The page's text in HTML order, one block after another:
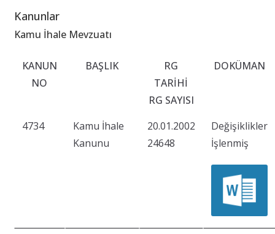
Kanunlar
Kamu İhale Mevzuatı
KANUN
NO
BAŞLIK
RG
TARIHI
RG SAYISI
DOKÜMAN
4734
Kamu İhale
Kanunu
20.01.2002
24648
Değişiklikler
İşlenmiş